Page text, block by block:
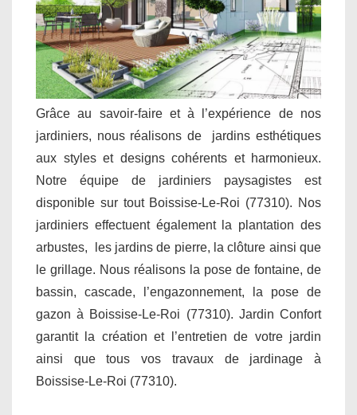
Grâce au savoir-faire et à l’expérience de nos
jardiniers, nous réalisons de jardins esthétiques
aux styles et designs cohérents et harmonieux.
Notre équipe de jardiniers paysagistes est
disponible sur tout Boissise-Le-Roi (77310). Nos
jardiniers effectuent également la plantation des
arbustes, les jardins de pierre, la clôture ainsi que
le grillage. Nous réalisons la pose de fontaine, de
bassin, cascade, l’engazonnement, la pose de
gazon à Boissise-Le-Roi (77310). Jardin Confort
garantit la création et l’entretien de votre jardin
ainsi que tous vos travaux de jardinage à
Boissise-Le-Roi (77310).